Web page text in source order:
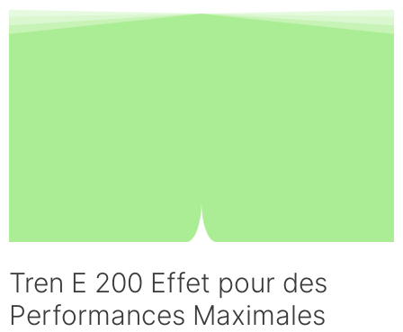
Tren E 200 Effet pour des
Performances Maximales